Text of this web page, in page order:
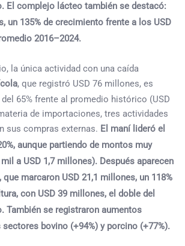
El complejo lácteo también se destacó:
un 135% de crecimiento frente a los USD
2016–2024.
la única actividad con una caída
, que registró USD 76 millones, es
65% frente al promedio histórico (USD
de importaciones, tres actividades
sus compras externas. El maní lideró el
aunque partiendo de montos muy
a USD 1,7 millones). Después aparecen
marcaron USD 21,1 millones, un 118%
con USD 39 millones, el doble del
También se registraron aumentos
bovino (+94%) y porcino (+77%).